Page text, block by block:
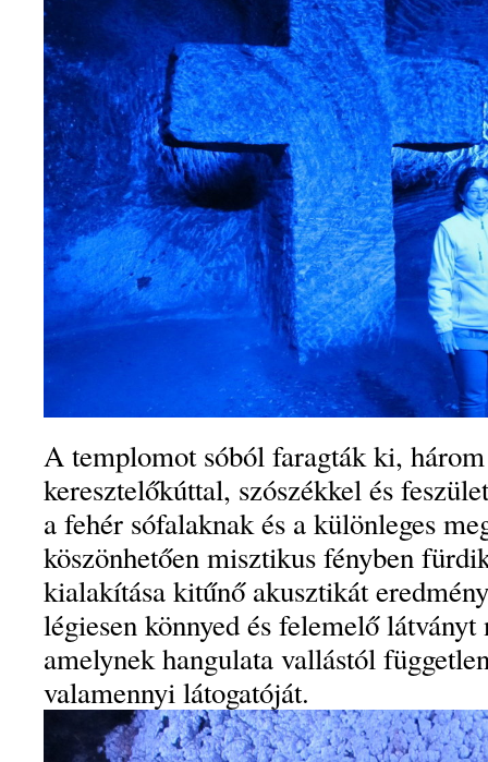
A templomot sóból faragták ki,
keresztelőkúttal, szószékkel és
a fehér sófalaknak és a különleges
köszönhetően misztikus fényben
kialakítása kitűnő akusztikát
légiesen könnyed és felemelő
amelynek hangulata vallástól
valamennyi látogatóját.